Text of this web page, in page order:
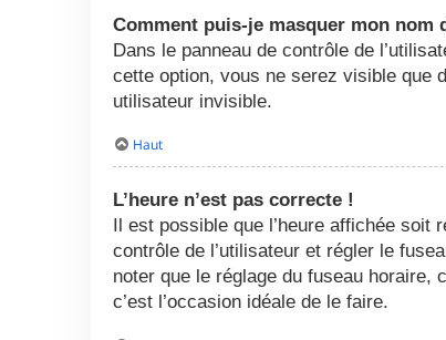
Comment puis-je masquer mon
Dans le panneau de contrôle de
cette option, vous ne serez visible que
utilisateur invisible.
Haut
L’heure n’est pas correcte !
Il est possible que l’heure affichée
contrôle de l’utilisateur et régler le
noter que le réglage du fuseau horaire,
c’est l’occasion idéale de le faire.